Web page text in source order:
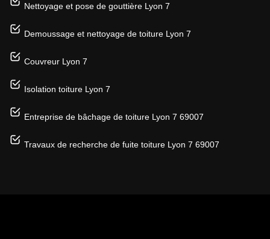
Nettoyage et pose de gouttière Lyon 7
Demoussage et nettoyage de toiture Lyon 7
Couvreur Lyon 7
Isolation toiture Lyon 7
Entreprise de bâchage de toiture Lyon 7 69007
Travaux de recherche de fuite toiture Lyon 7 69007